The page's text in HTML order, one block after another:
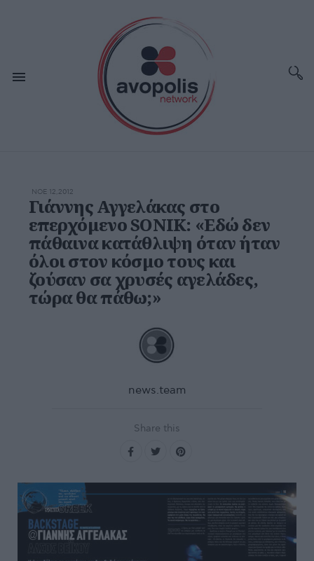
ΝΟΕ 12,2012
Γιάννης Αγγελάκας στο
επερχόμενο SONIK: «Εδώ δεν
πάθαινα κατάθλιψη όταν ήταν
όλοι στον κόσμο τους και
ζούσαν σα χρυσές αγελάδες,
τώρα θα πάθω;»
news.team
Share this